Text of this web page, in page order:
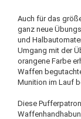
Auch für das
ganz neue
und
Umgang mit der
orangene Farbe
Waffen
Munition im Lauf
Diese